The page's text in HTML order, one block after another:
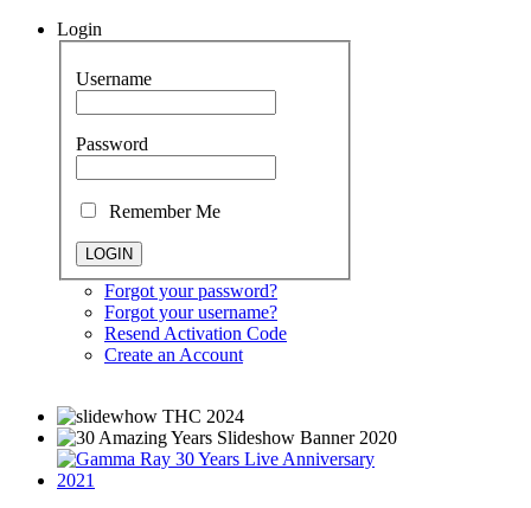
Login
Username
Password
Remember Me
Forgot your password?
Forgot your username?
Resend Activation Code
Create an Account